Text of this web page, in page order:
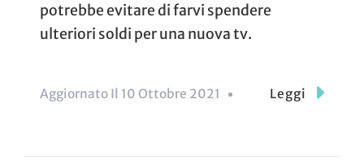
potrebbe evitare di farvi spendere
ulteriori soldi per una nuova tv.
Aggiornato Il 10 Ottobre 2021 Leggi